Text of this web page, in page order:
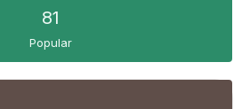
81
Popular